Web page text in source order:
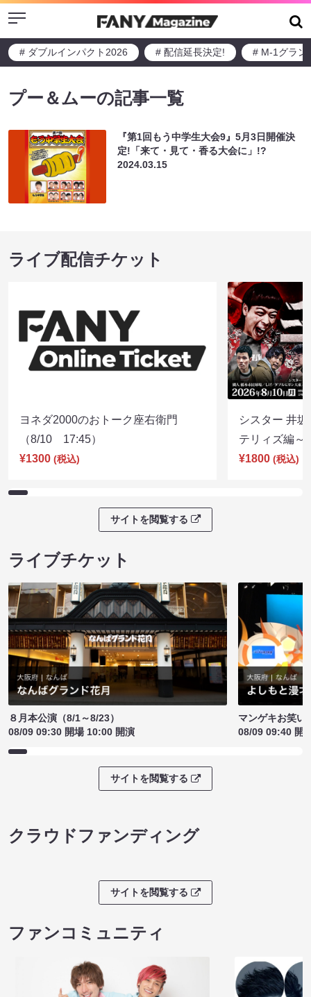
Menu
# ダブルインパクト2026 # 配信延長決定! # M-1グラン
プー＆ムーの記事一覧
『第1回もう中学生大会9』5月3日開催決
定!「来て・見て・香る大会に」!?
2024.03.15
ライブ配信チケット
ヨネダ2000のおトーク座右衛門
（8/10 17:45）
¥1300 (税込)
シスター 井
テリィズ編
¥1800 (税込)
サイトを閲覧する
ライブチケット
８月本公演（8/1～8/23）
08/09 09:30 開場 10:00 開演
マンゲキお笑い
08/09 09:40 開
サイトを閲覧する
クラウドファンディング
サイトを閲覧する
ファンコミュニティ